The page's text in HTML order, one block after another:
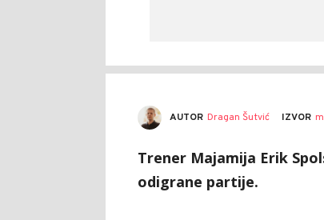
AUTOR Dragan Šutvić IZVOR
Trener Majamija Erik
odigrane partije.